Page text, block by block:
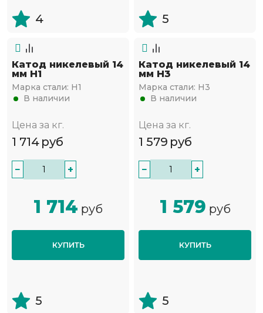
4 5
Катод никелевый 14
мм Н1
Марка стали: Н1
В наличии
Цена за кг.
1 714 руб
− +
1 714 руб
КУПИТЬ
5
Катод никелевый 14
мм Н3
Марка стали: Н3
В наличии
Цена за кг.
1 579 руб
− +
1 579 руб
КУПИТЬ
5